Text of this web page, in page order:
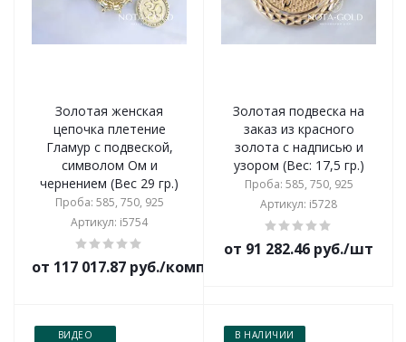
Золотая женская
цепочка плетение
Гламур с подвеской,
символом Ом и
чернением (Вес 29 гр.)
Проба: 585, 750, 925
Артикул: i5754
от 117 017.87 руб./комплект
Золотая подвеска на
заказ из красного
золота с надписью и
узором (Вес: 17,5 гр.)
Проба: 585, 750, 925
Артикул: i5728
от 91 282.46 руб./шт
ВИДЕО
В НАЛИЧИИ